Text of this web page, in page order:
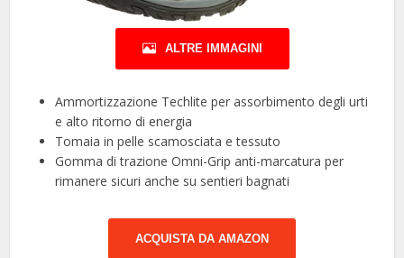
ALTRE IMMAGINI
Ammortizzazione Techlite per assorbimento degli urti
e alto ritorno di energia
Tomaia in pelle scamosciata e tessuto
Gomma di trazione Omni-Grip anti-marcatura per
rimanere sicuri anche su sentieri bagnati
ACQUISTA DA AMAZON